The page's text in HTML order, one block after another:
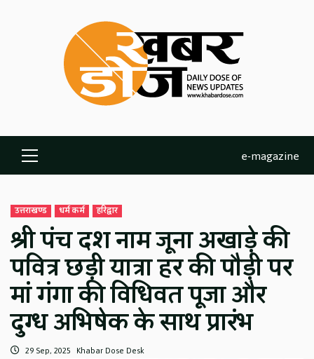
Primary
Menu
e-magazine
उत्तराखण्ड धर्म कर्म हरिद्वार
श्री पंच दश नाम जूना अखाड़े की
पवित्र छड़ी यात्रा हर की पौड़ी पर
मां गंगा की विधिवत पूजा और
दुग्ध अभिषेक के साथ प्रारंभ
29 Sep, 2025 Khabar Dose Desk